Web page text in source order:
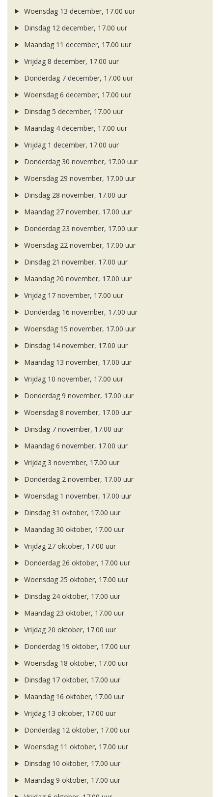
Woensdag 13 december, 17.00 uur
Dinsdag 12 december, 17.00 uur
Maandag 11 december, 17.00 uur
Vrijdag 8 december, 17.00 uur
Donderdag 7 december, 17.00 uur
Woensdag 6 december, 17.00 uur
Dinsdag 5 december, 17.00 uur
Maandag 4 december, 17.00 uur
Vrijdag 1 december, 17.00 uur
Donderdag 30 november, 17.00 uur
Woensdag 29 november, 17.00 uur
Dinsdag 28 november, 17.00 uur
Maandag 27 november, 17.00 uur
Donderdag 23 november, 17.00 uur
Woensdag 22 november, 17.00 uur
Dinsdag 21 november, 17.00 uur
Maandag 20 november, 17.00 uur
Vrijdag 17 november, 17.00 uur
Donderdag 16 november, 17.00 uur
Woensdag 15 november, 17.00 uur
Dinsdag 14 november, 17.00 uur
Maandag 13 november, 17.00 uur
Vrijdag 10 november, 17.00 uur
Donderdag 9 november, 17.00 uur
Woensdag 8 november, 17.00 uur
Dinsdag 7 november, 17.00 uur
Maandag 6 november, 17.00 uur
Vrijdag 3 november, 17.00 uur
Donderdag 2 november, 17.00 uur
Woensdag 1 november, 17.00 uur
Dinsdag 31 oktober, 17.00 uur
Maandag 30 oktober, 17.00 uur
Vrijdag 27 oktober, 17.00 uur
Donderdag 26 oktober, 17.00 uur
Woensdag 25 oktober, 17.00 uur
Dinsdag 24 oktober, 17.00 uur
Maandag 23 oktober, 17.00 uur
Vrijdag 20 oktober, 17.00 uur
Donderdag 19 oktober, 17.00 uur
Woensdag 18 oktober, 17.00 uur
Dinsdag 17 oktober, 17.00 uur
Maandag 16 oktober, 17.00 uur
Vrijdag 13 oktober, 17.00 uur
Donderdag 12 oktober, 17.00 uur
Woensdag 11 oktober, 17.00 uur
Dinsdag 10 oktober, 17.00 uur
Maandag 9 oktober, 17.00 uur